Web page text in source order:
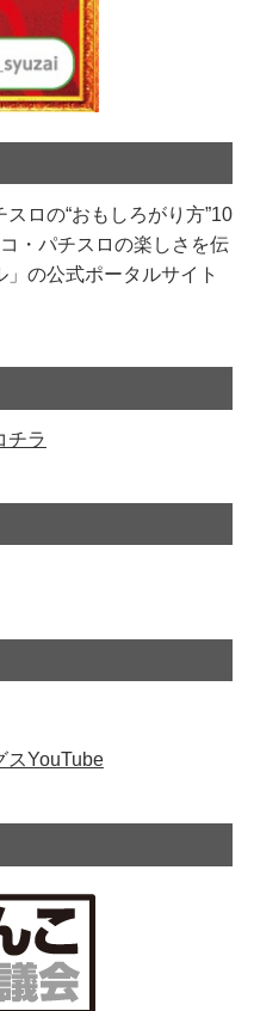
ロの“おもしろがり方”10
・パチスロの楽しさを伝
の公式ポータルサイト
チラ
スYouTube